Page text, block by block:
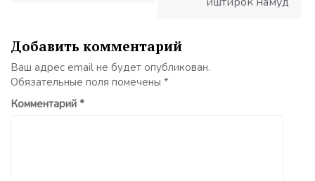
Добавить комментарий
Ваш адрес email не будет опубликован.
Обязательные поля помечены *
Комментарий *